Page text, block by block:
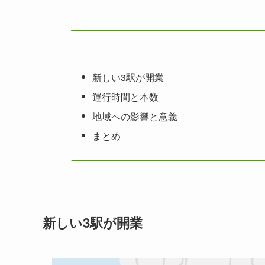
新しい3駅が開業
運行時間と本数
地域への影響と意義
まとめ
新しい3駅が開業